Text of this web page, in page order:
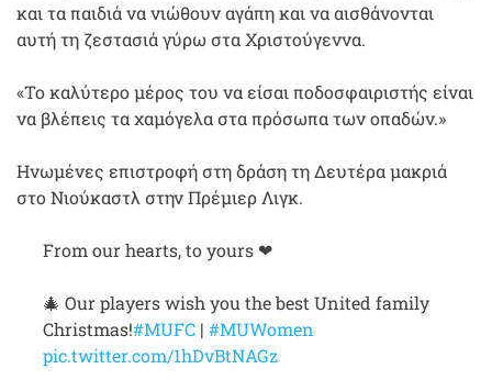
και τα παιδιά να νιώθουν αγάπη και να αισθάνονται
αυτή τη ζεστασιά γύρω στα Χριστούγεννα.
«Το καλύτερο μέρος του να είσαι ποδοσφαιριστής είναι
να βλέπεις τα χαμόγελα στα πρόσωπα των οπαδών.»
Ηνωμένες επιστροφή στη δράση τη Δευτέρα μακριά
στο Νιούκαστλ στην Πρέμιερ Λιγκ.
From our hearts, to yours ❤
🎄 Our players wish you the best United family
Christmas!#MUFC | #MUWomen
pic.twitter.com/1hDvBtNAGz